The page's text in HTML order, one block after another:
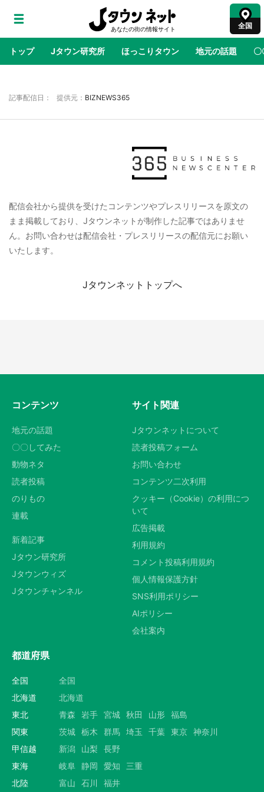
全国
選択する
トップ Jタウン研究所 ほっこりタウン 地元の話題 〇
【7／31～1／31】
の「猫猫像」も【8／1～10／26】
日向翔陽＆影山飛雄が笹かまを食べる！ アニ
『小林さんちのメイドラゴン』と舞台のモデ
記事配信日： 提供元： BIZNEWS365
配信会社から提供を受けたコンテンツやプレスリリースを原文の
まま掲載しており、Jタウンネットが制作した記事ではありませ
ん。お問い合わせは配信会社・プレスリリースの配信元にお願い
いたします。
Jタウンネットトップへ
コンテンツ
地元の話題
〇〇してみた
動物ネタ
読者投稿
のりもの
連載
新着記事
Jタウン研究所
Jタウンウィズ
Jタウンチャンネル
サイト関連
Jタウンネットについて
読者投稿フォーム
お問い合わせ
コンテンツ二次利用
クッキー（Cookie）の利用につ
いて
広告掲載
利用規約
コメント投稿利用規約
個人情報保護方針
SNS利用ポリシー
AIポリシー
会社案内
都道府県
全国
全国
北海道
北海道
東北
青森 岩手 宮城 秋田 山形 福島
関東
茨城 栃木 群馬 埼玉 千葉 東京 神奈川
甲信越
新潟 山梨
長野
東海
岐阜 静岡 愛知
三重
北陸
富山 石川 福井